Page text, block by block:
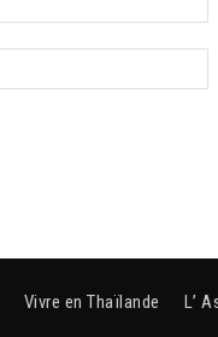
Vivre en Thaïlande L’